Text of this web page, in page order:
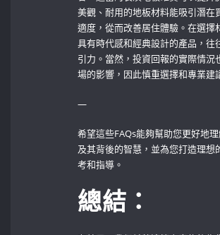
美觀、耐用的地板材料能吸引潛在
適度，從而改善居住體驗。在選擇
具有時代感和經典設計的產品，往
引力。當然，投資回報的實際情況
場的影響，因此慎重選擇和專業建
—
希望這些FAQs能夠幫助您更好地
及其背後的智慧，並為您打造理想
考和指導。
總結：